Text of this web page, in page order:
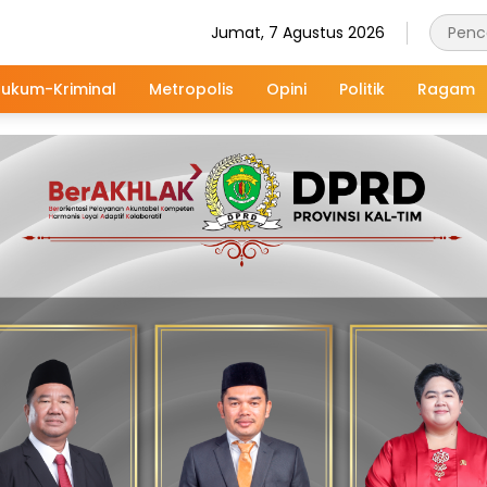
Jumat, 7 Agustus 2026
Kriminal Metropolis Opini Politik Ragam